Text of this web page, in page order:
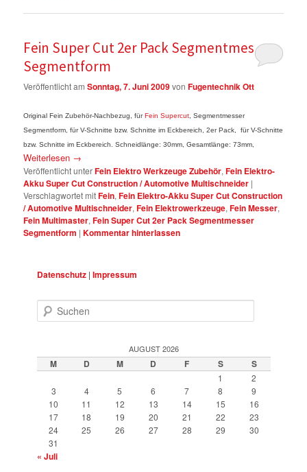
Fein Super Cut 2er Pack Segmentmesser
Segmentform
Veröffentlicht amSonntag, 7. Juni 2009vonFugentechnik Ott
Original Fein Zubehör-Nachbezug, fürFein Supercut , Segmentmesser
Segmentform, für V-Schnitte bzw. Schnitte im Eckbereich, 2er Pack, für V-Schnitte
bzw. Schnitte im Eckbereich. Schneidlänge: 30mm, Gesamtlänge: 73mm,
Weiterlesen →
Veröffentlicht unterFein Elektro Werkzeuge Zubehör,Fein Elektro-
Akku Super Cut Construction / Automotive Multischneider |
Verschlagwortet mitFein,Fein Elektro-Akku Super Cut Construction
/ Automotive Multischneider,Fein Elektrowerkzeuge,Fein Messer,
Fein Multimaster,Fein Super Cut 2er Pack Segmentmesser
Segmentform |Kommentar hinterlassen
Datenschutz |Impressum
Suchen
AUGUST 2026
M D M D F S S
1
2
3
4 5 6 7 8
9
10
11 12 13 14 15
16
17
18 19 20 21 22
23
24
25 26 27 28 29
30
31
« Juli